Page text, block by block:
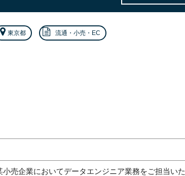
東京都 流通・小売・EC
売企業においてデータエンジニア業務をご担当いた